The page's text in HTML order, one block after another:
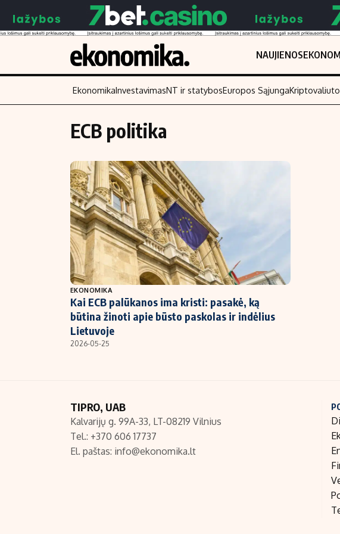
NAUJIENOS
Turinys
Naujienos
Aplinka
Verslas
Energetika
Ekonomika
Politika
NT ir statybos
Finansai
Žemės ūkis
Technologijos
Laisvalaikis
EkonomikaInvestavimasNT ir statybosEuropos Sąjunga
ECB politika
EKONOMIKA
Kai ECB palūkanos ima kristi: pasakė, ką
būtina žinoti apie būsto paskolas ir indėlius
Lietuvoje
2026-05-25
TIPRO, UAB
Kalvarijų g. 99A-33, LT-08219 Vilnius
Tel.: +370 606 17737
El. paštas: info@ekonomika.lt